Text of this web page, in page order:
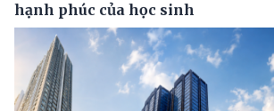
hạnh phúc của học sinh